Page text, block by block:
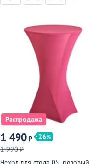
Распродажа
1 490₽
26
1 990 ₽
Чехол для стола 05, розовый